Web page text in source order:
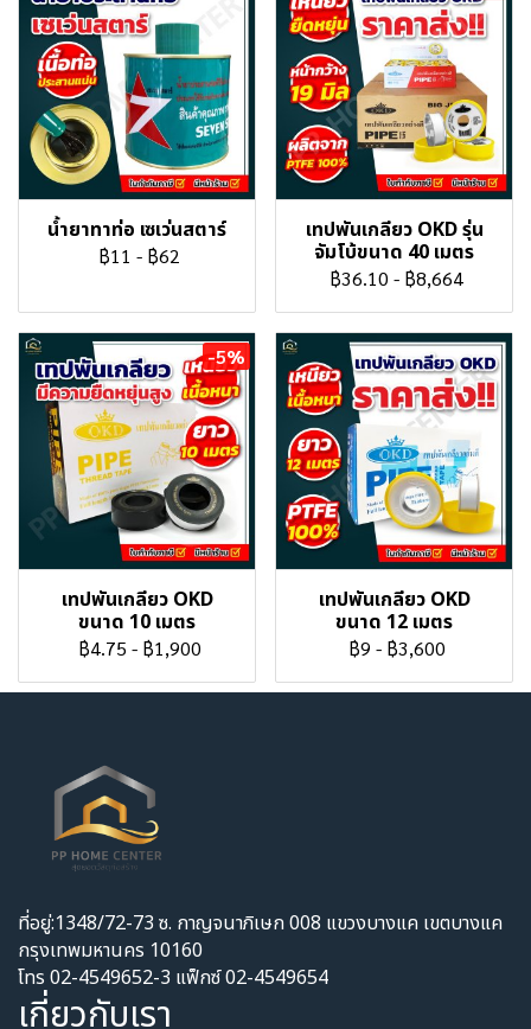
น้ำยาทาท่อ เซเว่นสตาร์
฿11 - ฿62
เทปพันเกลียว OKD รุ่น
จัมโบ้ขนาด 40 เมตร
฿36.10 - ฿8,664
-5%
เทปพันเกลียว OKD
ขนาด 10 เมตร
฿4.75 - ฿1,900
เทปพันเกลียว OKD
ขนาด 12 เมตร
฿9 - ฿3,600
ที่อยู่:1348/72-73 ซ. กาญจนาภิเษก 008 แขวงบางแค เขตบางแค
กรุงเทพมหานคร 10160
โทร 02-4549652-3 แฟ็กซ์ 02-4549654
เกี่ยวกับเรา